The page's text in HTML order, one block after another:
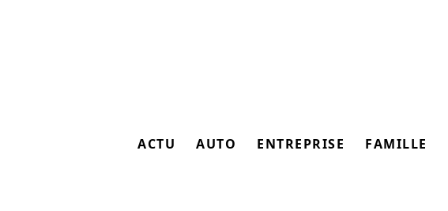
ACTU AUTO ENTREPRISE FAMILLE